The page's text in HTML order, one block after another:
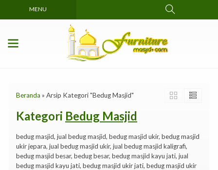
MENU
Beranda » Arsip Kategori "Bedug Masjid"
Kategori Bedug Masjid
bedug masjid, jual bedug masjid, bedug masjid ukir, bedug masjid
ukir jepara, jual bedug masjid ukir, jual bedug masjid kaligrafi,
bedug masjid besar, bedug besar, bedug masjid kayu jati, jual
bedug masjid kayu jati, bedug masjid ukir jati, bedug masjid ukir